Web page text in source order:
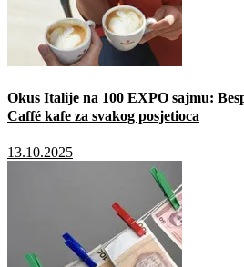
Okus Italije na 100 EXPO sajmu:
Caffé kafe za svakog posjetioca
13.10.2025